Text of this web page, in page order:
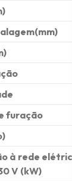
(mm)
furação
à rede
V (kW)